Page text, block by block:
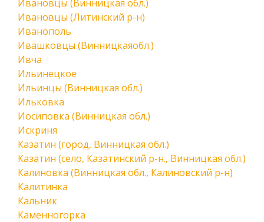
Ивановцы (Винницкая обл.)
Ивановцы (Литинский р-н)
Иванополь
Ивашковцы (Винницкаяобл.)
Ивча
Ильинецкое
Ильинцы (Винницкая обл.)
Ильковка
Иосиповка (Винницкая обл.)
Искриня
Казатин (город, Винницкая обл.)
Казатин (село, Казатинский р-н., Винницкая обл.)
Калиновка (Винницкая обл., Калиновский р-н)
Калитинка
Кальник
Каменногорка